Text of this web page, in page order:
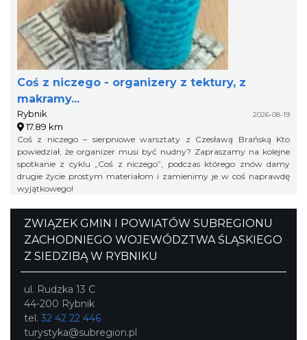
Coś z niczego - organizery z tektury, z
makramy...
Rybnik 2026-08-19
17.89 km
Coś z niczego – sierpniowe warsztaty z Czesławą Brańską Kto
powiedział, że organizer musi być nudny? Zapraszamy na kolejne
spotkanie z cyklu „Coś z niczego”, podczas którego znów damy
drugie życie prostym materiałom i zamienimy je w coś naprawdę
wyjątkowego!
ZWIĄZEK GMIN I POWIATÓW SUBREGIONU
ZACHODNIEGO WOJEWÓDZTWA ŚLĄSKIEGO
Z SIEDZIBĄ W RYBNIKU
ul. Rudzka 13 C
44-200 Rybnik
tel. 32 42 22 446
turystyka@subregion.pl